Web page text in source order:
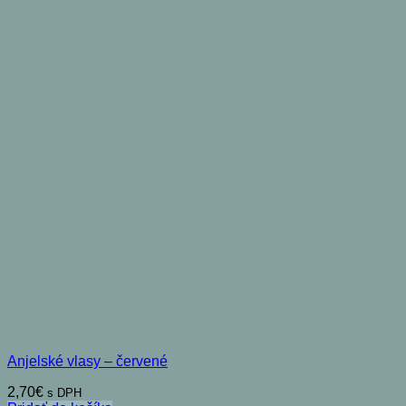
Anjelské vlasy – červené
2,70€ s DPH